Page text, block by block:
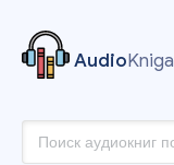
AudioKniga